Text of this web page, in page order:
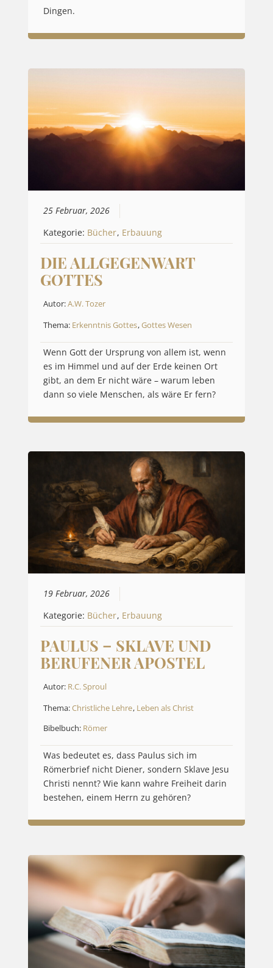
Dingen.
25 Februar, 2026
Kategorie: Bücher, Erbauung
DIE ALLGEGENWART
GOTTES
Autor:A.W. Tozer
Thema: Erkenntnis Gottes,Gottes Wesen
Wenn Gott der Ursprung von allem ist, wenn
es im Himmel und auf der Erde keinen Ort
gibt, an dem Er nicht wäre – warum leben
dann so viele Menschen, als wäre Er fern?
19 Februar, 2026
Kategorie: Bücher, Erbauung
PAULUS – SKLAVE UND
BERUFENER APOSTEL
Autor: R.C. Sproul
Thema:Christliche Lehre, Leben als Christ
Bibelbuch: Römer
Was bedeutet es, dass Paulus sich im
Römerbrief nicht Diener, sondern Sklave Jesu
Christi nennt? Wie kann wahre Freiheit darin
bestehen, einem Herrn zu gehören?